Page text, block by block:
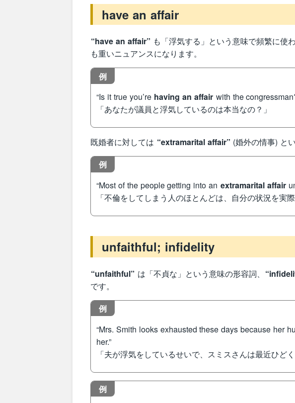
have an affair
“have an affair” も「浮気する」という意味で頻繁に使
も重いニュアンスになります。
例
“Is it true you’re having an affair with the
「あなたが議員と浮気しているのは本当なの？」
既婚者に対しては “extramarital affair” (婚外の情事) と
例
“Most of the people getting into an extramarital affair
「不倫をしてしまう人のほとんどは、自分の状況を実
unfaithful; infidelity
“unfaithful” は「不貞な」という意味の形容詞、
です。
例
“Mrs. Smith looks exhausted these days because her
her.”
「夫が浮気をしているせいで、スミスさんは最近ひど
例